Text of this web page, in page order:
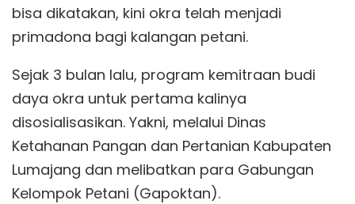
bisa dikatakan, kini okra telah menjadi
primadona bagi kalangan petani.
Sejak 3 bulan lalu, program kemitraan budi
daya okra untuk pertama kalinya
disosialisasikan. Yakni, melalui Dinas
Ketahanan Pangan dan Pertanian Kabupaten
Lumajang dan melibatkan para Gabungan
Kelompok Petani (Gapoktan).